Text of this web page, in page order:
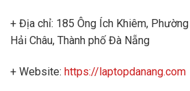
+ Địa chỉ: 185 Ông Ích Khiêm, Phường
Hải Châu, Thành phố Đà Nẵng
+ Website: https://laptopdanang.com